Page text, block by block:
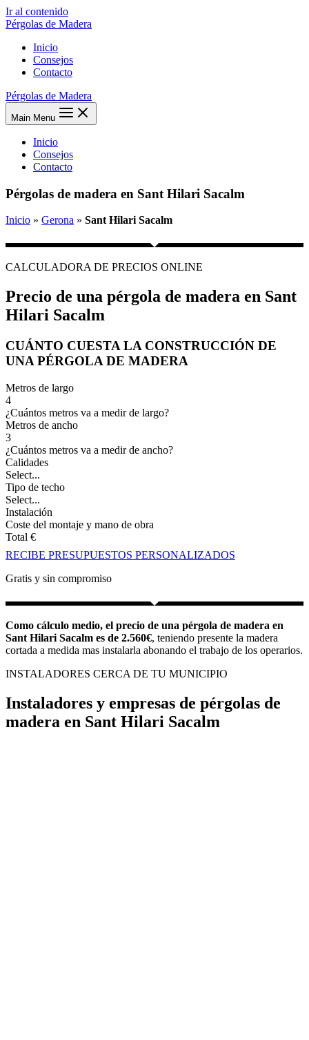
Ir al contenido
Pérgolas de Madera
Inicio
Consejos
Contacto
Pérgolas de Madera
Main Menu
Inicio
Consejos
Contacto
Pérgolas de madera en Sant Hilari Sacalm
Inicio » Gerona » Sant Hilari Sacalm
CALCULADORA DE PRECIOS ONLINE
Precio de una pérgola de madera en Sant
Hilari Sacalm
CUÁNTO CUESTA LA CONSTRUCCIÓN DE
UNA PÉRGOLA DE MADERA
Metros de largo
4
¿Cuántos metros va a medir de largo?
Metros de ancho
3
¿Cuántos metros va a medir de ancho?
Calidades
Select...
Tipo de techo
Select...
Instalación
Coste del montaje y mano de obra
Total €
RECIBE PRESUPUESTOS PERSONALIZADOS
Gratis y sin compromiso
Como cálculo medio, el precio de una pérgola de madera en
Sant Hilari Sacalm es de 2.560€, teniendo presente la madera
cortada a medida mas instalarla abonando el trabajo de los operarios.
INSTALADORES CERCA DE TU MUNICIPIO
Instaladores y empresas de pérgolas de
madera en Sant Hilari Sacalm